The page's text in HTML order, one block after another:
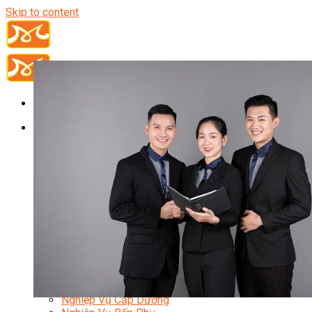
Skip to content
Bếp Trưởng Điều Hành
Nghiệp Vụ Bếp Trưởng
Nghiệp Vụ Bếp Quốc Tế
Nghiệp Vụ Bếp Trưởng Bếp Việt
Nghiệp Vụ Bếp Trưởng Bếp Âu
Nghiệp Vụ Bếp Trưởng Bếp Á
Nghiệp Vụ Bếp Trưởng Bếp Nhật
Nghiệp Vụ Bếp Trưởng Bếp Hoa
Nghiệp Vụ Bếp Hàn
Nghiệp Vụ Bếp Thái
Nghiệp Vụ Bếp Chay
Nghiệp Vụ Quản Lý Bếp
Nghiệp Vụ Cấp Dưỡng